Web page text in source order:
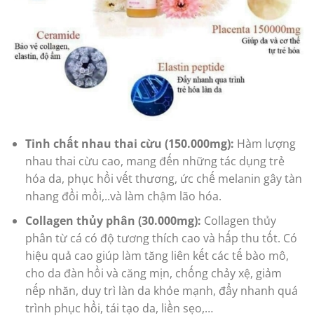
Tinh chất nhau thai cừu (150.000mg): Hàm lượng
nhau thai cừu cao, mang đến những tác dụng trẻ
hóa da, phục hồi vết thương, ức chế melanin gây tàn
nhang đồi mồi,..và làm chậm lão hóa.
Collagen thủy phân (30.000mg): Collagen thủy
phân từ cá có độ tương thích cao và hấp thu tốt. Có
hiệu quả cao giúp làm tăng liên kết các tế bào mô,
cho da đàn hồi và căng mịn, chống chảy xệ, giảm
nếp nhăn, duy trì làn da khỏe mạnh, đẩy nhanh quá
trình phục hồi, tái tạo da, liền sẹo,…